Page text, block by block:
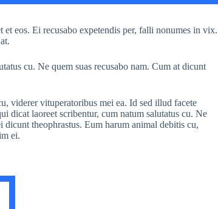
eos. Ei recusabo expetendis per, falli nonumes in vix.
cu. Ne quem suas recusabo nam. Cum at dicunt
viderer vituperatoribus mei ea. Id sed illud facete
dicat laoreet scribentur, cum natum salutatus cu. Ne
theophrastus. Eum harum animal debitis cu,
ei.